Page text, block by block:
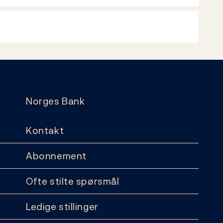
Norges Bank
Kontakt
Abonnement
Ofte stilte spørsmål
Ledige stillinger